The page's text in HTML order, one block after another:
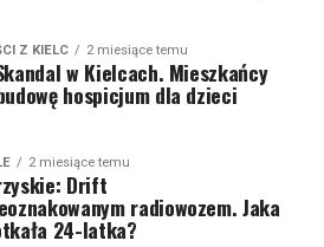
Z KIELC 2 miesiące temu
w Kielcach. Mieszkańcy
hospicjum dla dzieci
2 miesiące temu
Drift
radiowozem. Jaka
24-latka?